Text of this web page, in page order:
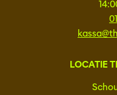
LOCATIE